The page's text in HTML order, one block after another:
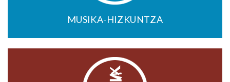
MUSIKA-HIZKUNTZA